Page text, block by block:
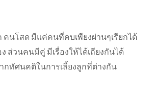
คนโสด มีแค่คนที่คบเพียงผ่านๆเรียกได้
ส่วนคนมีคู่ มีเรื่องให้ได้เถียงกันได้
ทัศนคติในการเลี้ยงลูกที่ต่างกัน